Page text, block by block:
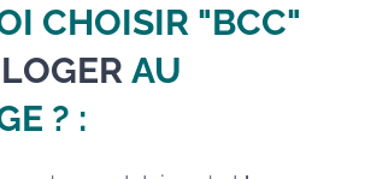
CHOISIR "BCC"
LOGER AU
? :